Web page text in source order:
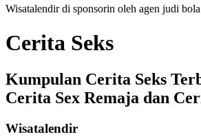
Wisatalendir di sponsorin oleh agen judi
Cerita Seks
Kumpulan Cerita Seks
Cerita Sex Remaja dan
Wisatalendir